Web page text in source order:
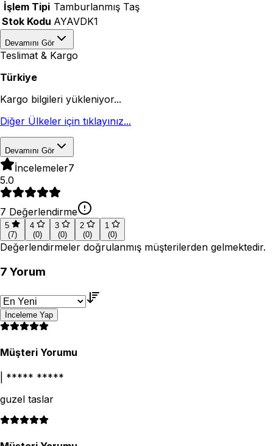
İşlem Tipi Tamburlanmış Taş
Stok Kodu AYAVDK1
Devamını Gör
Teslimat & Kargo
Türkiye
Kargo bilgileri yükleniyor...
Diğer Ülkeler için tıklayınız...
Devamını Gör
İncelemeler7
5.0
7 Değerlendirme
5
(7)
4
(0)
3
(0)
2
(0)
1
(0)
Değerlendirmeler doğrulanmış müşterilerden gelmektedir.
7 Yorum
İnceleme Yap
Müşteri Yorumu
***** *****
guzel taslar